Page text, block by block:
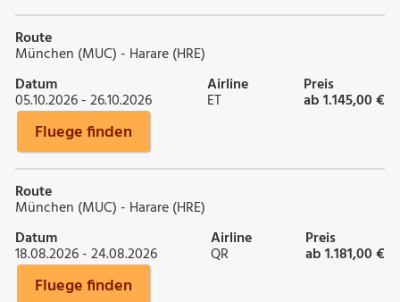
Route
München (MUC) - Harare (HRE)
Datum
05.10.2026 - 26.10.2026
Airline
ET
Preis
ab 1.145,00 €
Fluege finden
Route
München (MUC) - Harare (HRE)
Datum
18.08.2026 - 24.08.2026
Airline
QR
Preis
ab 1.181,00 €
Fluege finden